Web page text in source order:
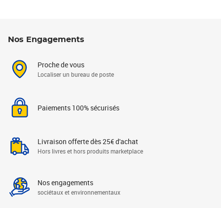
Nos Engagements
Proche de vous
Localiser un bureau de poste
Paiements 100% sécurisés
Livraison offerte dès 25€ d'achat
Hors livres et hors produits marketplace
Nos engagements
sociétaux et environnementaux